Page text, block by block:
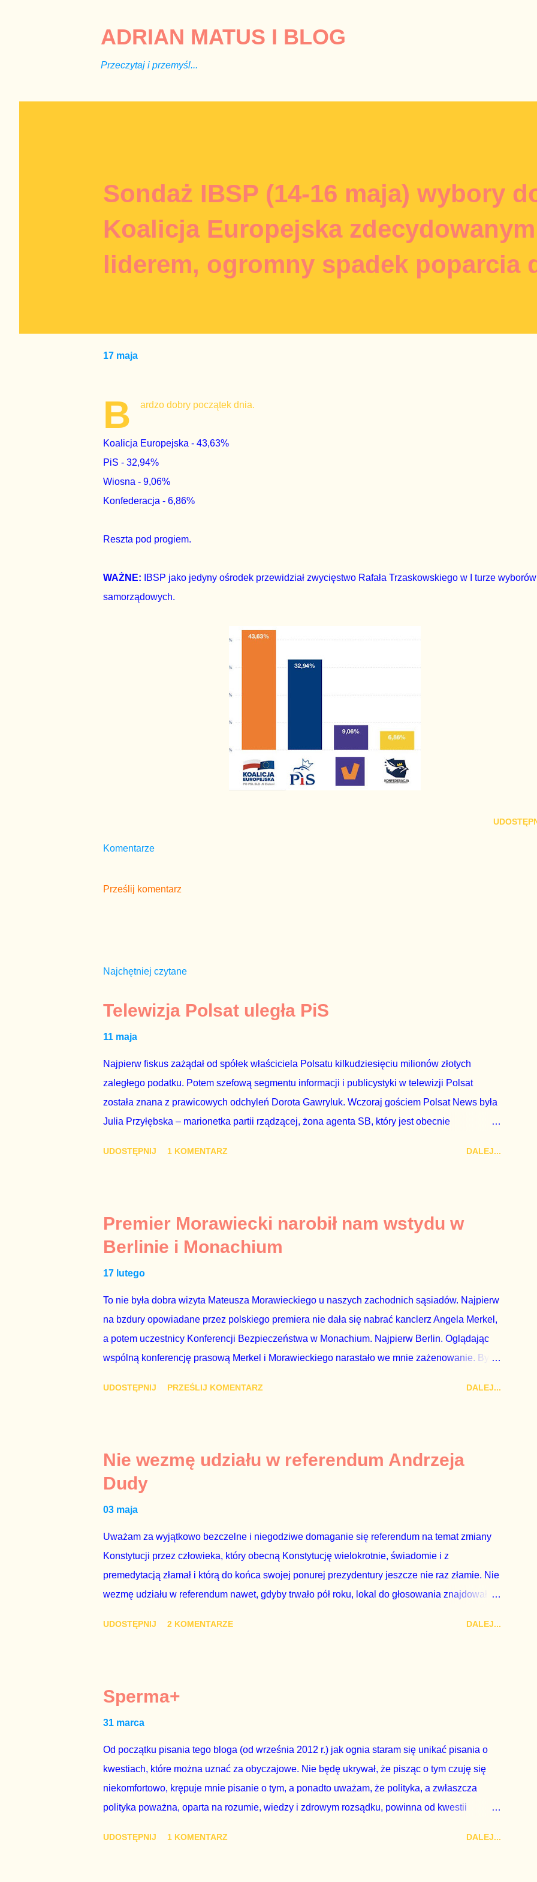
ADRIAN MATUS I BLOG
Przeczytaj i przemyśl...
Sondaż IBSP (14-16 maja) wybory
Koalicja Europejska zdecydowanym
liderem, ogromny spadek poparcia
17 maja
B ardzo dobry początek dnia.
Koalicja Europejska - 43,63%
PiS - 32,94%
Wiosna - 9,06%
Konfederacja - 6,86%
Reszta pod progiem.
WAŻNE:
IBSP jako jedyny ośrodek przewidział zwycięstwo Rafała Trzaskowskiego w I turze wyborów
samorządowych.
Komentarze
Prześlij komentarz
Najchętniej czytane
Telewizja Polsat uległa PiS
11 maja
Najpierw fiskus zażądał od spółek właściciela Polsatu kilkudziesięciu milionów złotych
zaległego podatku. Potem szefową segmentu informacji i publicystyki w telewizji Polsat
została znana z prawicowych odchyleń Dorota Gawryluk. Wczoraj gościem Polsat News była
Julia Przyłębska – marionetka partii rządzącej, żona agenta SB, który jest obecnie
z TVP i TVN nie dorastają do pięt. Smutne, że znowu dał się złamać partii Jarosława
Kaczyńskiego. Znowu, bo w 2007 roku też tak się stało. Na kilka tygodni przed
przedterminowymi wyborami parlamentarnymi do biur Solorza politycy PiS wysłali Agencję
Bezpieczeństwa Wewnętrznego, a kilka dni później...
UDOSTĘPNIJ 1 KOMENTARZ DALEJ...
Premier Morawiecki narobił nam wstydu w
Berlinie i Monachium
17 lutego
To nie była dobra wizyta Mateusza Morawieckiego u naszych zachodnich sąsiadów. Najpierw
na bzdury opowiadane przez polskiego premiera nie dała się nabrać kanclerz Angela Merkel,
a potem uczestnicy Konferencji Bezpieczeństwa w Monachium. Najpierw Berlin. Oglądając
wspólną konferencję prasową Merkel i Morawieckiego narastało we mnie zażenowanie. Było
tym i porównał PKB Polski i Hiszpanii, ale – uwaga – z roku 1951, czyli czasów stalinizmu. To
pewnie dlatego, że nie chciało mu przejść przez gardło pochwalenie gospodarczej sytuacji
naszego kraju z lat 2007-2015. Bardzo to małe i smutne – niegodne premiera polskiego
rządu. Generalnie, M...
UDOSTĘPNIJ PRZEŚLIJ KOMENTARZ DALEJ...
Nie wezmę udziału w referendum Andrzeja
Dudy
03 maja
Uważam za wyjątkowo bezczelne i niegodziwe domaganie się referendum na temat zmiany
Konstytucji przez człowieka, który obecną Konstytucję wielokrotnie, świadomie i z
premedytacją złamał i którą do końca swojej ponurej prezydentury jeszcze nie raz złamie. Nie
wezmę udziału w referendum nawet, gdyby trwało pół roku, lokal do głosowania znajdował
tego referendum nie chce – ani partia rządząca, ani partie opozycyjne. Jeśli w siedzibie PiS
zapadnie decyzja, aby głosować zgodnie z wolą Dudy, obowiązkiem każdego przyzwoitego
człowieka i szanującego podstawowe reguły demokraty jest takie referendum zbojkotować. W
procedurze zmiany Konstytu...
UDOSTĘPNIJ 2 KOMENTARZE DALEJ...
Sperma+
31 marca
Od początku pisania tego bloga (od września 2012 r.) jak ognia staram się unikać pisania o
kwestiach, które można uznać za obyczajowe. Nie będę ukrywał, że pisząc o tym czuję się
niekomfortowo, krępuje mnie pisanie o tym, a ponadto uważam, że polityka, a zwłaszcza
polityka poważna, oparta na rozumie, wiedzy i zdrowym rozsądku, powinna od kwestii
UDOSTĘPNIJ 1 KOMENTARZ DALEJ...